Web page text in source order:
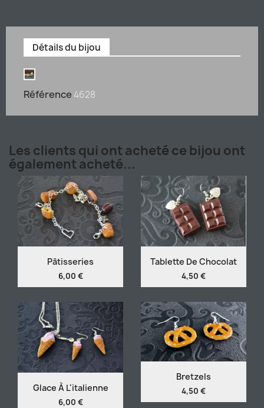
Détails du bijou
Référence 4628
Les clients qui ont acheté ce bijou ont
également acheté...
Pâtisseries
6,00 €
Tablette De Chocolat
4,50 €
Glace À L'italienne
6,00 €
Bretzels
4,50 €